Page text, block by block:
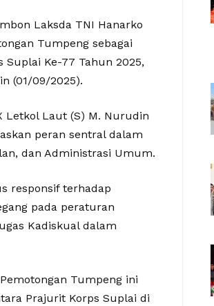
Laksda TNI Hanarko
Tumpeng sebagai
Ke-77 Tahun 2025,
(01/09/2025).
Letkol Laut (S) M. Nurudin
peran sentral dalam
dan Administrasi Umum.
responsif terhadap
pada peraturan
Kadiskual dalam
Tumpeng ini
Prajurit Korps Suplai di